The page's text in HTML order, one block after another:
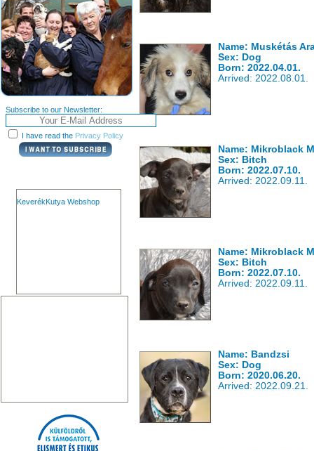
Subscribe to our Newsletter:
I have read the Privacy Policy
KeverékKutya Webshop
Name: Muskétás
Sex: Dog
Born: 2022.04.01.
Arrived: 2022.08.01.
Name: Mikroblack
Sex: Bitch
Born: 2022.07.10.
Arrived: 2022.09.11.
Name: Mikroblack
Sex: Bitch
Born: 2022.07.10.
Arrived: 2022.09.11.
Name: Bandzsi
Sex: Dog
Born: 2020.06.20.
Arrived: 2022.09.21.